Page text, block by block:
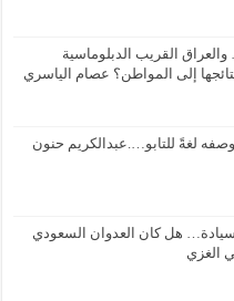
القريب الدبلوماسية
إلى المواطن؟ عصام الياسري
لغةً للتابو….عبدالكريم حنون
هل كان العدوان السعودي
الغزي